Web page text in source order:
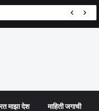
माझा देश माहिती जगाची